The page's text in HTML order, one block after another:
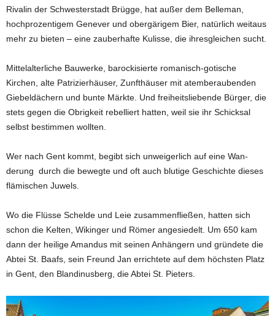
Rivalin der Schwesterstadt Brügge, hat außer dem Belleman,
hochprozentigem Genever und obergärigem Bier, na­türlich weitaus
mehr zu bieten – eine zauberhafte Kulisse, die ihresgleichen sucht.
Mittelalterliche Bauwerke, barockisierte romanisch-gotische
Kirchen, alte Patrizierhäuser, Zunfthäuser mit atemberaubenden
Giebeldächern und bunte Märkte. Und freiheitsliebende Bürger, die
stets gegen die Obrigkeit rebelliert hatten, weil sie ihr Schicksal
selbst bestimmen wollten.
Wer nach Gent kommt, begibt sich unweigerlich auf eine Wan­
derung durch die bewegte und oft auch blutige Geschichte dieses
flä­mischen Juwels.
Wo die Flüsse Schel­de und Leie zusammenfließen, hatten sich
schon die Kelten, Wikinger und Römer angesiedelt. Um 650 kam
dann der heilige Amandus mit seinen Anhängern und gründete die
Abtei St. Baafs, sein Freund Jan errichtete auf dem höchsten Platz
in Gent, den Blandinusberg, die Abtei St. Pieters.